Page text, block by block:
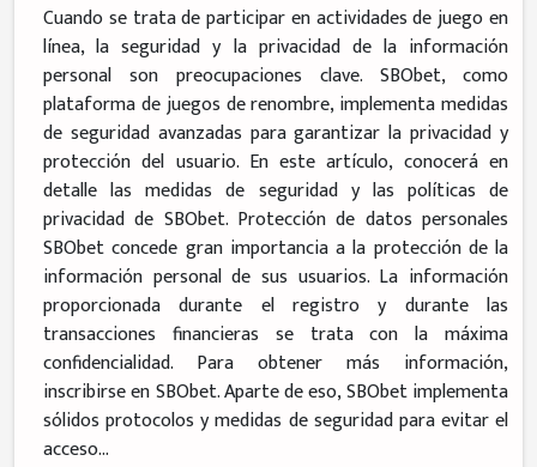
Cuando se trata de participar en actividades de juego en
línea, la seguridad y la privacidad de la información
personal son preocupaciones clave. SBObet, como
plataforma de juegos de renombre, implementa medidas
de seguridad avanzadas para garantizar la privacidad y
protección del usuario. En este artículo, conocerá en
detalle las medidas de seguridad y las políticas de
privacidad de SBObet. Protección de datos personales
SBObet concede gran importancia a la protección de la
información personal de sus usuarios. La información
proporcionada durante el registro y durante las
transacciones financieras se trata con la máxima
confidencialidad. Para obtener más información,
inscribirse en SBObet. Aparte de eso, SBObet implementa
sólidos protocolos y medidas de seguridad para evitar el
acceso...